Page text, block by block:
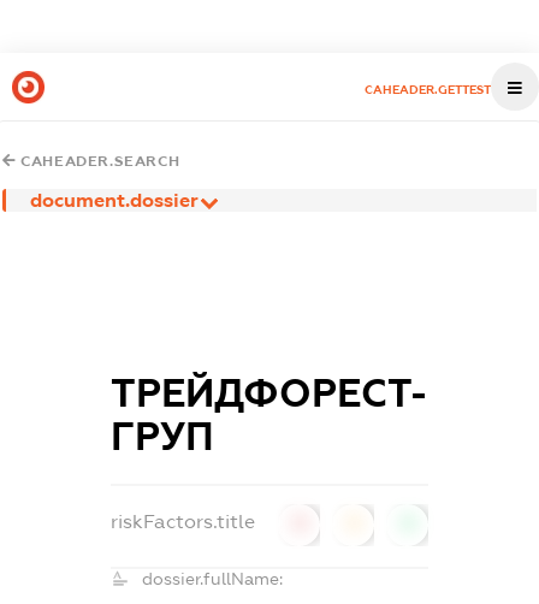
CAHEADER.GETTEST
CAHEADER.SEARCH
document.dossier
ТРЕЙДФОРЕСТ-
ГРУП
riskFactors.title
dossier.fullName: